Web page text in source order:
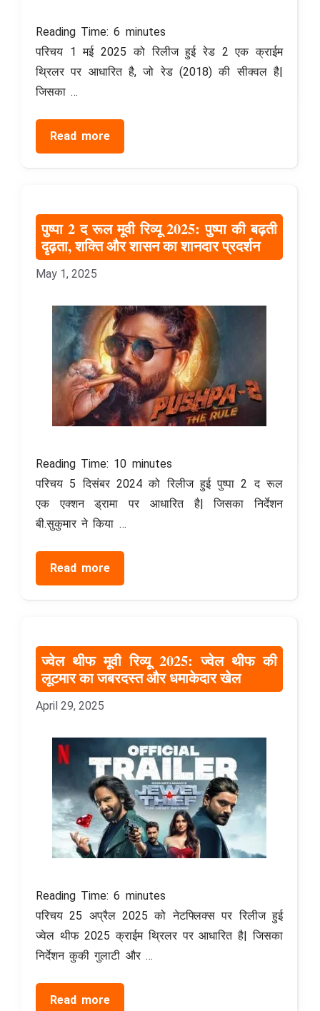
Reading Time:6 minutes
परिचय 1 मई 2025 को रिलीज हुई रेड 2 एक क्राईम
थ्रिलर पर आधारित है, जो रेड (2018) की सीक्वल है|
जिसका …
Read more
पुष्पा 2 द रूल मूवी रिव्यू 2025: पुष्पा की बढ़ती
दृढ़ता, शक्ति और शासन का शानदार प्रदर्शन
May 1, 2025
Reading Time: 10 minutes
परिचय 5 दिसंबर 2024 को रिलीज हुई पुष्पा 2 द रूल
एक एक्शन ड्रामा पर आधारित है| जिसका निर्देशन
बी.सुकुमार ने किया …
Read more
ज्वेल थीफ मूवी रिव्यू 2025: ज्वेल थीफ की
लूटमार का जबरदस्त और धमाकेदार खेल
April 29, 2025
Reading Time:6 minutes
परिचय 25 अप्रैल 2025 को नेटफ्लिक्स पर रिलीज हुई
ज्वेल थीफ 2025 क्राईम थ्रिलर पर आधारित है| जिसका
निर्देशन कुकी गुलाटी और …
Read more